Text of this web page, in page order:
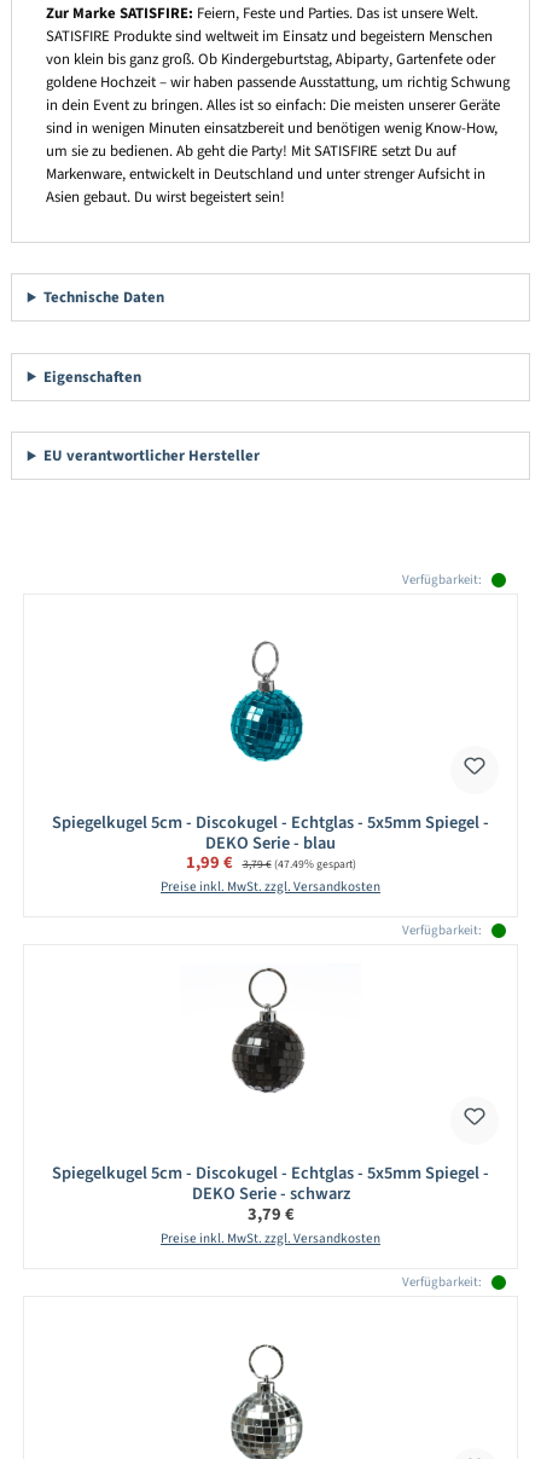
Zur Marke SATISFIRE: Feiern, Feste und Parties. Das ist unsere Welt.
SATISFIRE Produkte sind weltweit im Einsatz und begeistern Menschen
von klein bis ganz groß. Ob Kindergeburtstag, Abiparty, Gartenfete oder
goldene Hochzeit – wir haben passende Ausstattung, um richtig Schwung
in dein Event zu bringen. Alles ist so einfach: Die meisten unserer Geräte
sind in wenigen Minuten einsatzbereit und benötigen wenig Know-How,
um sie zu bedienen. Ab geht die Party! Mit SATISFIRE setzt Du auf
Markenware, entwickelt in Deutschland und unter strenger Aufsicht in
Asien gebaut. Du wirst begeistert sein!
Technische Daten
Eigenschaften
EU verantwortlicher Hersteller
Verfügbarkeit:
Spiegelkugel 5cm - Discokugel - Echtglas - 5x5mm Spiegel -
DEKO Serie - blau
Verkaufspreis:
1,99 € Regulärer Preis:
3,79 €(47.49% gespart)
Preise inkl. MwSt. zzgl. Versandkosten
Verfügbarkeit:
Spiegelkugel 5cm - Discokugel - Echtglas - 5x5mm Spiegel -
DEKO Serie - schwarz
Regulärer Preis:
3,79 €
Preise inkl. MwSt. zzgl. Versandkosten
Verfügbarkeit: